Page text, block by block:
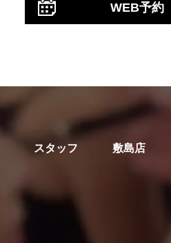
WEB予約
スタッフ 敷島店